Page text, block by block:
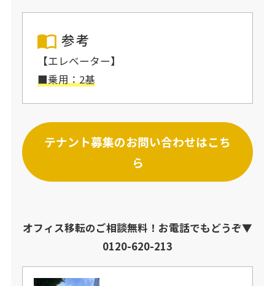
参考
【エレベーター】
■乗用：2基
テナント募集のお問い合わせはこち
ら
オフィス移転のご相談無料！お電話でもどうぞ▼
0120-620-213